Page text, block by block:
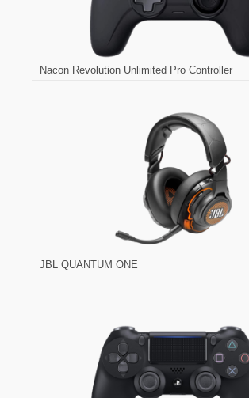
Nacon Revolution Unlimited Pro Controller
JBL QUANTUM ONE